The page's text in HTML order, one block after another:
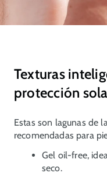
Texturas
protección
Estas son lagunas de
recomendadas para
Gel oil-free,
seco.